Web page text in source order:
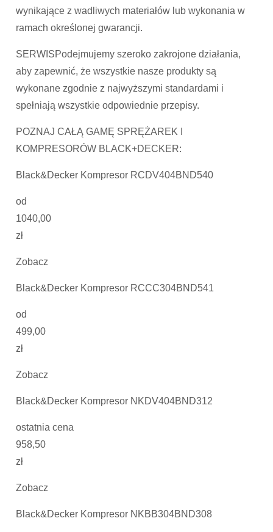
wynikające z wadliwych materiałów lub wykonania w
ramach określonej gwarancji.
SERWISPodejmujemy szeroko zakrojone działania,
aby zapewnić, że wszystkie nasze produkty są
wykonane zgodnie z najwyższymi standardami i
spełniają wszystkie odpowiednie przepisy.
POZNAJ CAŁĄ GAMĘ SPRĘŻAREK I
KOMPRESORÓW BLACK+DECKER:
Black&Decker Kompresor RCDV404BND540
od
1040,00
zł
Zobacz
Black&Decker Kompresor RCCC304BND541
od
499,00
zł
Zobacz
Black&Decker Kompresor NKDV404BND312
ostatnia cena
958,50
zł
Zobacz
Black&Decker Kompresor NKBB304BND308